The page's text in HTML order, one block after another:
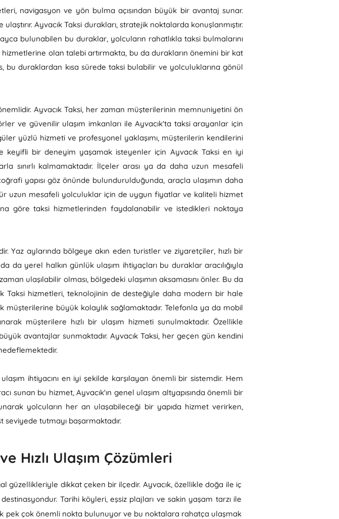
navigasyon ve yön bulma açısından büyük bir avantaj sunar.
Ayvacık Taksi durakları, stratejik noktalarda konuşlanmıştır.
bulunabilen bu duraklar, yolcuların rahatlıkla taksi bulmalarını
olan talebi artırmakta, bu da durakların önemini bir kat
bu duraklardan kısa sürede taksi bulabilir ve yolculuklarına gönül
Ayvacık Taksi, her zaman müşterilerinin memnuniyetini ön
ve güvenilir ulaşım imkanları ile Ayvacık'ta taksi arayanlar için
yüzlü hizmeti ve profesyonel yaklaşımı, müşterilerin kendilerini
keyifli bir deneyim yaşamak isteyenler için Ayvacık Taksi en iyi
sınırlı kalmamaktadır. İlçeler arası ya da daha uzun mesafeli
yapısı göz önünde bulundurulduğunda, araçla ulaşımın daha
uzun mesafeli yolculuklar için de uygun fiyatlar ve kaliteli hizmet
göre taksi hizmetlerinden faydalanabilir ve istedikleri noktaya
Yaz aylarında bölgeye akın eden turistler ve ziyaretçiler, hızlı bir
da yerel halkın günlük ulaşım ihtiyaçları bu duraklar aracılığıyla
ulaşılabilir olması, bölgedeki ulaşımın aksamasını önler. Bu da
Taksi hizmetleri, teknolojinin de desteğiyle daha modern bir hale
müşterilerine büyük kolaylık sağlamaktadır. Telefonla ya da mobil
müşterilere hızlı bir ulaşım hizmeti sunulmaktadır. Özellikle
avantajlar sunmaktadır. Ayvacık Taksi, her geçen gün kendini
ihtiyacını en iyi şekilde karşılayan önemli bir sistemdir. Hem
sunan bu hizmet, Ayvacık'ın genel ulaşım altyapısında önemli bir
yolcuların her an ulaşabileceği bir yapıda hizmet verirken,
tutmayı başarmaktadır.
Hızlı Ulaşım Çözümleri
güzellikleriyle dikkat çeken bir ilçedir. Ayvacık, özellikle doğa ile iç
Tarihi köyleri, eşsiz plajları ve sakin yaşam tarzı ile
pek çok önemli nokta bulunuyor ve bu noktalara rahatça ulaşmak